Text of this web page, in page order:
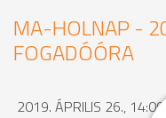
MA-HOLNAP -
FOGADÓÓRA
2019. ÁPRILIS 26., 14:09